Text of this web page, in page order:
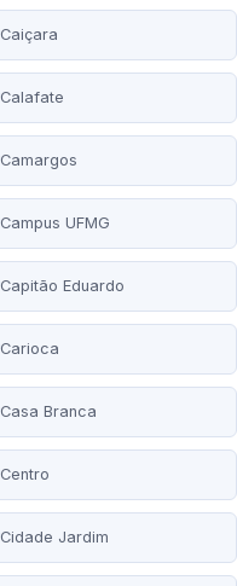
Caiçara
Calafate
Camargos
Campus UFMG
Capitão Eduardo
Carioca
Casa Branca
Centro
Cidade Jardim